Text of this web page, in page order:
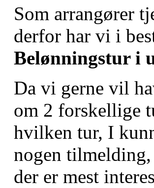
Som arrangører
derfor har vi i
Belønningstur i
Da vi gerne vil
om 2 forskellige
hvilken tur, I
nogen
der er mest